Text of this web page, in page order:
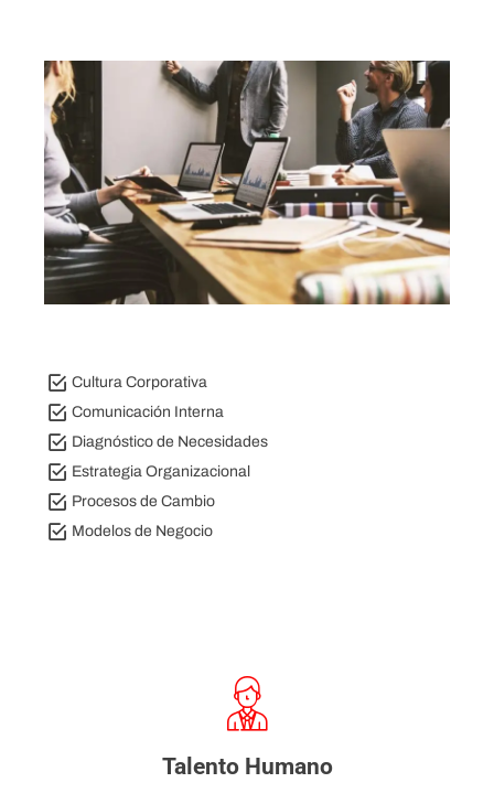
Cultura Corporativa
Comunicación Interna
Diagnóstico de Necesidades
Estrategia Organizacional
Procesos de Cambio
Modelos de Negocio
Talento Humano